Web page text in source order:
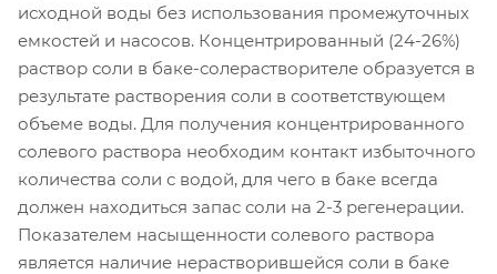
исходной воды без использования промежуточных
емкостей и насосов. Концентрированный (24-26%)
раствор соли в баке-солерастворителе образуется в
результате растворения соли в соответствующем
объеме воды. Для получения концентрированного
солевого раствора необходим контакт избыточного
количества соли с водой, для чего в баке всегда
должен находиться запас соли на 2-3 регенерации.
Показателем насыщенности солевого раствора
является наличие нерастворившейся соли в баке